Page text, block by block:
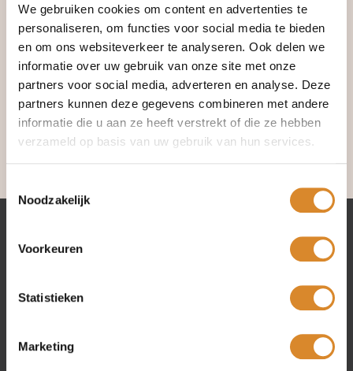
We gebruiken cookies om content en advertenties te
personaliseren, om functies voor social media te bieden
en om ons websiteverkeer te analyseren. Ook delen we
informatie over uw gebruik van onze site met onze
partners voor social media, adverteren en analyse. Deze
partners kunnen deze gegevens combineren met andere
informatie die u aan ze heeft verstrekt of die ze hebben
verzameld op basis van uw gebruik van hun services.
Noodzakelijk
Voorkeuren
Statistieken
Marketing
De Lederland collectie bestaat uit ruim 100
exclusieve
modellen
in een groot aantal stijlen van strak modern tot
eigentijds romantisch.
Elke Lederland bank, fauteuil of hoekcombinatie is met de
grootste zorg opambachtelijke wijzegeproduceerd.
Zo ontstaan al 40 jaarkwaliteitsproducten waar u
jarenlang van geniet. En langdurig genieten, daar draait het
Lederland winkels
Beverwijk
Utrecht